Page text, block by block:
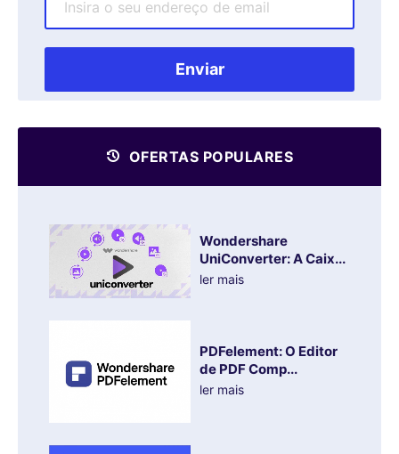
OFERTAS POPULARES
Wondershare
UniConverter: A Caix...
ler mais
PDFelement: O Editor
de PDF Comp...
ler mais